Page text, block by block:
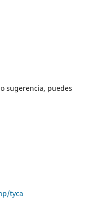
sugerencia, puedes
tyca